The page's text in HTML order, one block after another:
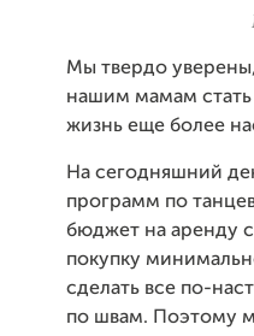
Мы твердо
нашим мамам стать
жизнь еще более
На сегодняшний
программ по
бюджет на аренду
покупку
сделать все по-
по швам. Поэтому